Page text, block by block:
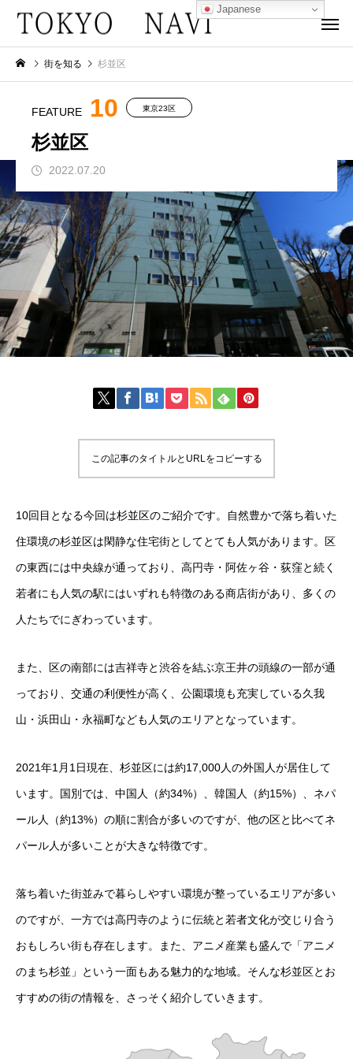
街を知る 杉並区
FEATURE 10 東京23区
杉並区
2022.07.20
この記事のタイトルとURLをコピーする
10回目となる今回は杉並区のご紹介です。自然豊かで落ち着いた
住環境の杉並区は閑静な住宅街としてとても人気があります。区
の東西には中央線が通っており、高円寺・阿佐ヶ谷・荻窪と続く
若者にも人気の駅にはいずれも特徴のある商店街があり、多くの
人たちでにぎわっています。
また、区の南部には吉祥寺と渋谷を結ぶ京王井の頭線の一部が通
っており、交通の利便性が高く、公園環境も充実している久我
山・浜田山・永福町なども人気のエリアとなっています。
2021年1月1日現在、杉並区には約17,000人の外国人が居住して
います。国別では、中国人（約34%）、韓国人（約15%）、ネパ
ール人（約13%）の順に割合が多いのですが、他の区と比べてネ
パール人が多いことが大きな特徴です。
落ち着いた街並みで暮らしやすい環境が整っているエリアが多い
のですが、一方では高円寺のように伝統と若者文化が交じり合う
おもしろい街も存在します。また、アニメ産業も盛んで「アニメ
のまち杉並」という一面もある魅力的な地域。そんな杉並区とお
すすめの街の情報を、さっそく紹介していきます。
Japanese